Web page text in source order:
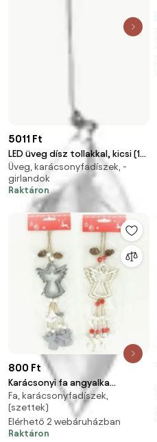
5011 Ft
LED üveg dísz tollakkal, kicsi (14
cm)
Üveg, karácsonyfadíszek, -
girlandok
Raktáron
800 Ft
Karácsonyi fa angyalka
akasztódísz, 2 db-os csomag
Fa, karácsonyfadíszek,
(szettek)
Elérhető 2 webáruházban
Raktáron